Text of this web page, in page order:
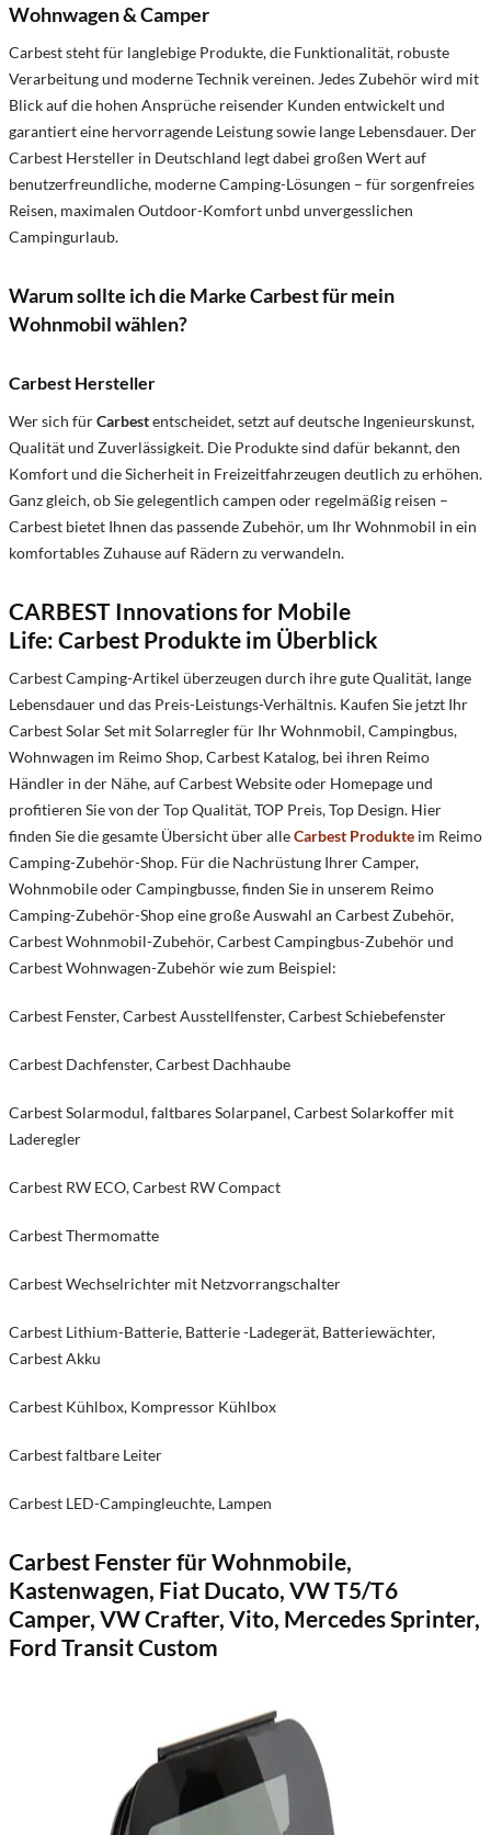
Wohnwagen & Camper
Carbest steht für langlebige Produkte, die Funktionalität, robuste
Verarbeitung und moderne Technik vereinen. Jedes Zubehör wird mit
Blick auf die hohen Ansprüche reisender Kunden entwickelt und
garantiert eine hervorragende Leistung sowie lange Lebensdauer. Der
Carbest Hersteller in Deutschland legt dabei großen Wert auf
benutzerfreundliche, moderne Camping-Lösungen – für sorgenfreies
Reisen, maximalen Outdoor-Komfort unbd unvergesslichen
Campingurlaub.
Warum sollte ich die Marke Carbest für mein
Wohnmobil wählen?
Carbest Hersteller
Wer sich fürCarbestentscheidet, setzt auf deutsche Ingenieurskunst,
Qualität und Zuverlässigkeit. Die Produkte sind dafür bekannt, den
Komfort und die Sicherheit in Freizeitfahrzeugen deutlich zu erhöhen.
Ganz gleich, ob Sie gelegentlich campen oder regelmäßig reisen –
Carbest bietet Ihnen das passende Zubehör, um Ihr Wohnmobil in ein
komfortables Zuhause auf Rädern zu verwandeln.
CARBEST Innovations for Mobile
Life: Carbest Produkte im Überblick
Carbest Camping-Artikel überzeugen durch ihre gute Qualität, lange
Lebensdauer und das Preis-Leistungs-Verhältnis. Kaufen Sie jetzt Ihr
Carbest Solar Set mit Solarregler für Ihr Wohnmobil, Campingbus,
Wohnwagen im Reimo Shop, Carbest Katalog, bei ihren Reimo
Händler in der Nähe, auf Carbest Website oder Homepage und
profitieren Sie von der Top Qualität, TOP Preis, Top Design. Hier
finden Sie die gesamte Übersicht über alleCarbest Produkte im Reimo
Camping-Zubehör-Shop. Für die Nachrüstung Ihrer Camper,
Wohnmobile oder Campingbusse, finden Sie in unserem Reimo
Camping-Zubehör-Shop eine große Auswahl an Carbest Zubehör,
Carbest Wohnmobil-Zubehör, Carbest Campingbus-Zubehör und
Carbest Wohnwagen-Zubehör wie zum Beispiel:
Carbest Fenster, Carbest Ausstellfenster, Carbest Schiebefenster
Carbest Dachfenster, Carbest Dachhaube
Carbest Solarmodul, faltbares Solarpanel, Carbest Solarkoffer mit
Laderegler
Carbest RW ECO, Carbest RW Compact
Carbest Thermomatte
Carbest Wechselrichter mit Netzvorrangschalter
Carbest Lithium-Batterie, Batterie -Ladegerät, Batteriewächter,
Carbest Akku
Carbest Kühlbox, Kompressor Kühlbox
Carbest faltbare Leiter
Carbest LED-Campingleuchte, Lampen
Carbest Fenster für Wohnmobile,
Kastenwagen, Fiat Ducato, VW T5/T6
Camper, VW Crafter, Vito, Mercedes Sprinter,
Ford Transit Custom